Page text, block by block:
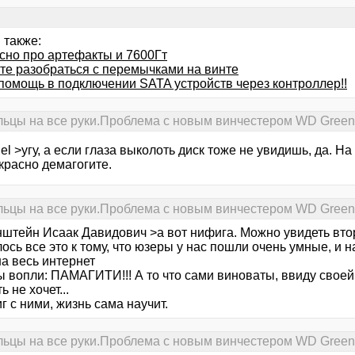
про артефакты и 7600Гт
разобраться с перемычками на винте
в подключении SATA устройств через контроллер!!
на все руки.Проблема с новым винчестером WD
>угу, а если глаза выколоть диск тоже не увидишь, да.
демагогите.
на все руки.Проблема с новым винчестером WD
Исаак Давидович >а вот нифига. Можно увидеть
все это к тому, что юзеры у нас пошли очень умные, и
весь интернет
ПАМАГИТИ!!! А то что сами виноваты, ввиду своей
не хочет...
с ними, жизнь сама научит.
на все руки.Проблема с новым винчестером WD